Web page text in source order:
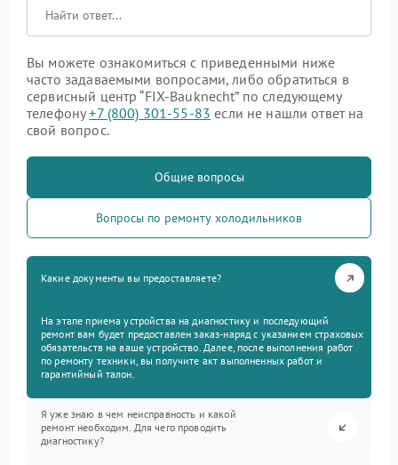
Вы можете ознакомиться с приведенными ниже
часто задаваемыми вопросами, либо обратиться в
сервисный центр “FIX-Bauknecht” по следующему
телефону+7 (800) 301-55-83 если не нашли ответ на
свой вопрос.
Общие вопросы
Вопросы по ремонту холодильников
Какие документы вы предоставляете?
На этапе приема устройства на диагностику и последующий
ремонт вам будет предоставлен заказ-наряд с указанием страховых
обязательств на ваше устройство. Далее, после выполнения работ
по ремонту техники, вы получите акт выполненных работ и
гарантийный талон.
Я уже знаю в чем неисправность и какой
ремонт необходим. Для чего проводить
диагностику?